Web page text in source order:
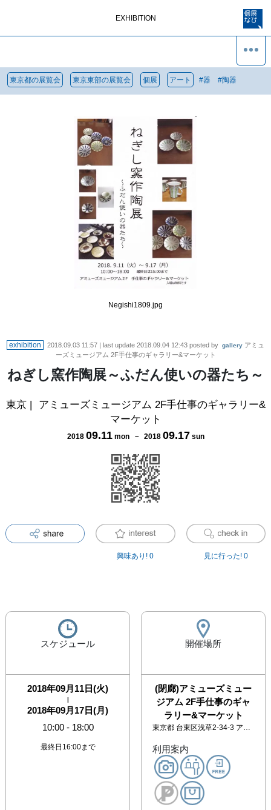
EXHIBITION
東京都の展覧会 東京東部の展覧会 個展 アート #器 #陶器
Negishi1809.jpg
exhibition 2018.09.03 11:57 | last update 2018.09.04 12:43 posted by gallery アミュ
ーズミュージアム 2F手仕事のギャラリー&マーケット
ねぎし窯作陶展～ふだん使いの器たち～
東京|
アミューズミュージアム 2F手仕事のギャラリー&
マーケット
2018 09.11 mon－ 2018 09.17 sun
興味あり! 0 見に行った! 0
スケジュール
2018年09月11日(火)
|
2018年09月17日(月)
10:00- 18:00
最終日16:00まで
開催場所
(閉廊)アミューズミュー
ジアム 2F手仕事のギャ
ラリー&マーケット
東京都 台東区浅草2-34-3 アミューズミュージアム
利用案内